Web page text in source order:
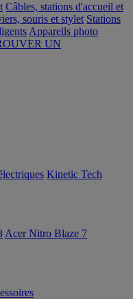
Câbles, stations d'accueil et
souris et stylet Stations
Appareils photo
UN
Kinetic Tech
Acer Nitro Blaze 7